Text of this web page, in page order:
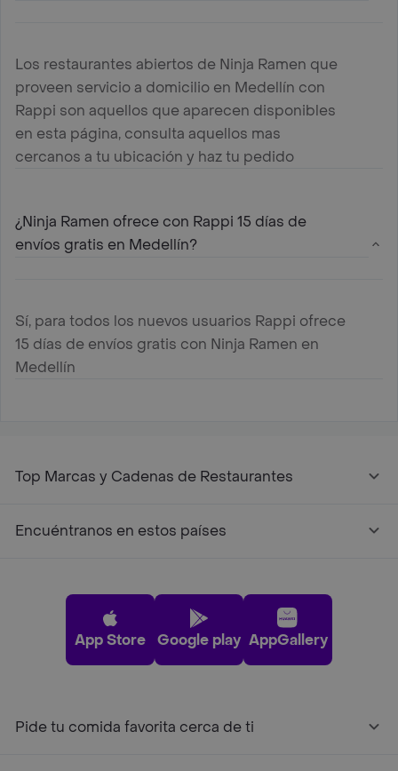
Los restaurantes abiertos de Ninja Ramen que
proveen servicio a domicilio en Medellín con
Rappi son aquellos que aparecen disponibles
en esta página, consulta aquellos mas
cercanos a tu ubicación y haz tu pedido
¿Ninja Ramen ofrece con Rappi 15 días de
envíos gratis en Medellín?
Sí, para todos los nuevos usuarios Rappi ofrece
15 días de envíos gratis con Ninja Ramen en
Medellín
Top Marcas y Cadenas de Restaurantes
Encuéntranos en estos países
App Store Google play AppGallery
Pide tu comida favorita cerca de ti